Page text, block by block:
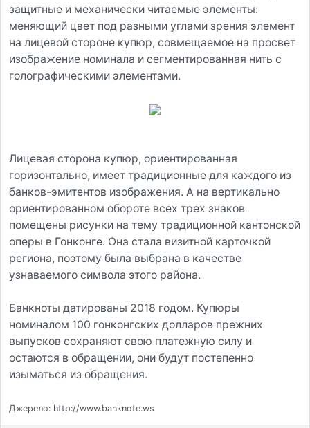
защитные и механически читаемые элементы:
меняющий цвет под разными углами зрения элемент
на лицевой стороне купюр, совмещаемое на просвет
изображение номинала и сегментированная нить с
голографическими элементами.
Лицевая сторона купюр, ориентированная
горизонтально, имеет традиционные для каждого из
банков-эмитентов изображения. А на вертикально
ориентированном обороте всех трех знаков
помещены рисунки на тему традиционной кантонской
оперы в Гонконге. Она стала визитной карточкой
региона, поэтому была выбрана в качестве
узнаваемого символа этого района.
Банкноты датированы 2018 годом. Купюры
номиналом 100 гонконгских долларов прежних
выпусков сохраняют свою платежную силу и
остаются в обращении, они будут постепенно
изыматься из обращения.
Джерело: http://www.banknote.ws